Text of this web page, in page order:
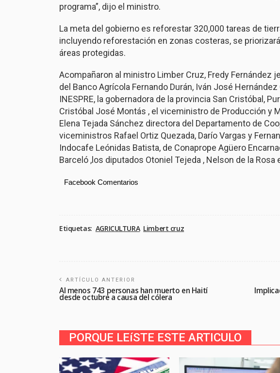
programa”, dijo el ministro.
La meta del gobierno es reforestar 320,000 tareas de
incluyendo reforestación en zonas costeras, se
áreas protegidas.
Acompañaron al ministro Limber Cruz, Fredy Fernández
del Banco Agrícola Fernando Durán, Iván José
INESPRE, la gobernadora de la provincia San Cristóbal,
Cristóbal José Montás , el viceministro de Producción y
Elena Tejada Sánchez directora del Departamento de
viceministros Rafael Ortiz Quezada, Darío Vargas y
Indocafe Leónidas Batista, de Conaprope Agüero
Barceló ,los diputados Otoniel Tejeda , Nelson de la
Facebook Comentarios
Etiquetas: AGRICULTURA Limbert cruz
ARTÍCULO ANTERIOR
Al menos 743 personas han muerto en Haití
desde octubre a causa del cólera
PORQUE LEíSTE ESTE ARTICULO